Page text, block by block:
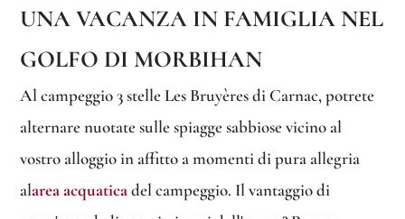
UNA VACANZA IN FAMIGLIA NEL
GOLFO DI MORBIHAN
Al campeggio 3 stelle Les Bruyères di Carnac, potrete
alternare nuotate sulle spiagge sabbiose vicino al
vostro alloggio in affitto a momenti di pura allegria
alarea acquaticadel campeggio. Il vantaggio di